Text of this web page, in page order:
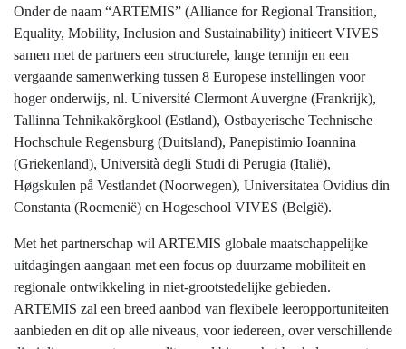
Onder de naam “ARTEMIS” (Alliance for Regional Transition,
Equality, Mobility, Inclusion and Sustainability) initieert VIVES
samen met de partners een structurele, lange termijn en een
vergaande samenwerking tussen 8 Europese instellingen voor
hoger onderwijs, nl. Université Clermont Auvergne (Frankrijk),
Tallinna Tehnikakõrgkool (Estland), Ostbayerische Technische
Hochschule Regensburg (Duitsland), Panepistimio Ioannina
(Griekenland), Università degli Studi di Perugia (Italië),
Høgskulen på Vestlandet (Noorwegen), Universitatea Ovidius din
Constanta (Roemenië) en Hogeschool VIVES (België).
Met het partnerschap wil ARTEMIS globale maatschappelijke
uitdagingen aangaan met een focus op duurzame mobiliteit en
regionale ontwikkeling in niet-grootstedelijke gebieden.
ARTEMIS zal een breed aanbod van flexibele leeropportuniteiten
aanbieden en dit op alle niveaus, voor iedereen, over verschillende